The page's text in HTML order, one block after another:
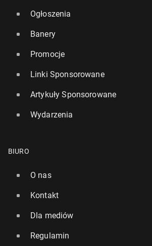
Ogłoszenia
Banery
Promocje
Linki Sponsorowane
Artykuły Sponsorowane
Wydarzenia
BIURO
O nas
Kontakt
Dla mediów
Regulamin